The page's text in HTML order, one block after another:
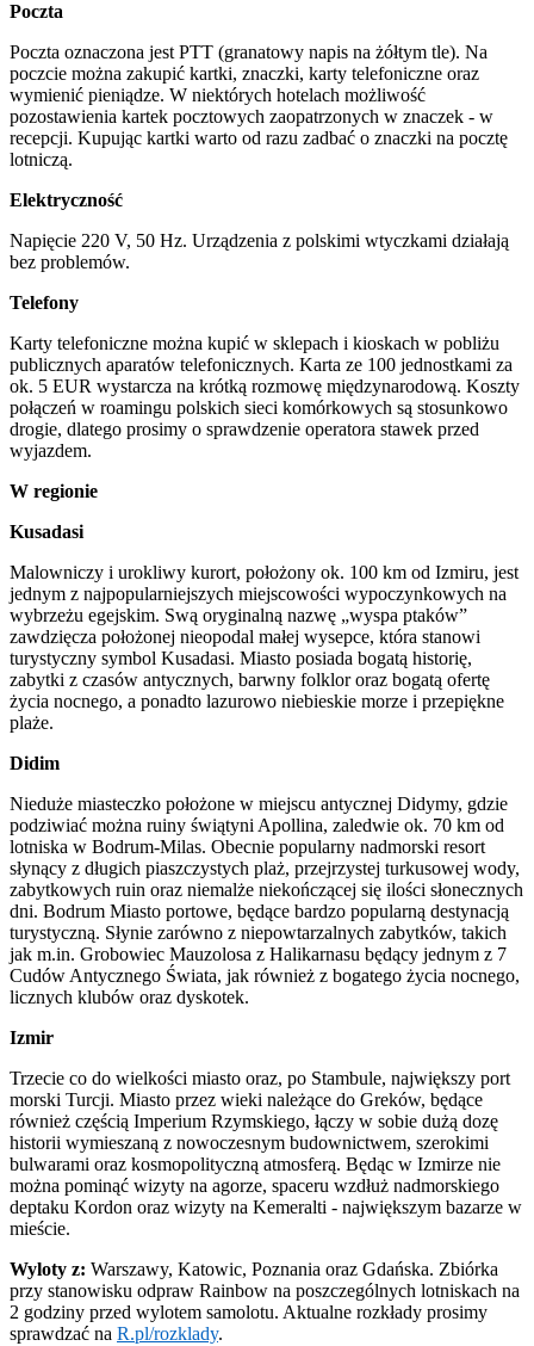
Poczta
Poczta oznaczona jest PTT (granatowy napis na żółtym tle). Na
poczcie można zakupić kartki, znaczki, karty telefoniczne oraz
wymienić pieniądze. W niektórych hotelach możliwość
pozostawienia kartek pocztowych zaopatrzonych w znaczek - w
recepcji. Kupując kartki warto od razu zadbać o znaczki na pocztę
lotniczą.
Elektryczność
Napięcie 220 V, 50 Hz. Urządzenia z polskimi wtyczkami działają
bez problemów.
Telefony
Karty telefoniczne można kupić w sklepach i kioskach w pobliżu
publicznych aparatów telefonicznych. Karta ze 100 jednostkami za
ok. 5 EUR wystarcza na krótką rozmowę międzynarodową. Koszty
połączeń w roamingu polskich sieci komórkowych są stosunkowo
drogie, dlatego prosimy o sprawdzenie operatora stawek przed
wyjazdem.
W regionie
Kusadasi
Malowniczy i urokliwy kurort, położony ok. 100 km od Izmiru, jest
jednym z najpopularniejszych miejscowości wypoczynkowych na
wybrzeżu egejskim. Swą oryginalną nazwę „wyspa ptaków”
zawdzięcza położonej nieopodal małej wysepce, która stanowi
turystyczny symbol Kusadasi. Miasto posiada bogatą historię,
zabytki z czasów antycznych, barwny folklor oraz bogatą ofertę
życia nocnego, a ponadto lazurowo niebieskie morze i przepiękne
plaże.
Didim
Nieduże miasteczko położone w miejscu antycznej Didymy, gdzie
podziwiać można ruiny świątyni Apollina, zaledwie ok. 70 km od
lotniska w Bodrum-Milas. Obecnie popularny nadmorski resort
słynący z długich piaszczystych plaż, przejrzystej turkusowej wody,
zabytkowych ruin oraz niemalże niekończącej się ilości słonecznych
dni. Bodrum Miasto portowe, będące bardzo popularną destynacją
turystyczną. Słynie zarówno z niepowtarzalnych zabytków, takich
jak m.in. Grobowiec Mauzolosa z Halikarnasu będący jednym z 7
Cudów Antycznego Świata, jak również z bogatego życia nocnego,
licznych klubów oraz dyskotek.
Izmir
Trzecie co do wielkości miasto oraz, po Stambule, największy port
morski Turcji. Miasto przez wieki należące do Greków, będące
również częścią Imperium Rzymskiego, łączy w sobie dużą dozę
historii wymieszaną z nowoczesnym budownictwem, szerokimi
bulwarami oraz kosmopolityczną atmosferą. Będąc w Izmirze nie
można pominąć wizyty na agorze, spaceru wzdłuż nadmorskiego
deptaku Kordon oraz wizyty na Kemeralti - największym bazarze w
mieście.
Wyloty z: Warszawy, Katowic, Poznania oraz Gdańska. Zbiórka
przy stanowisku odpraw Rainbow na poszczególnych lotniskach na
2 godziny przed wylotem samolotu. Aktualne rozkłady prosimy
sprawdzać na R.pl/rozklady.